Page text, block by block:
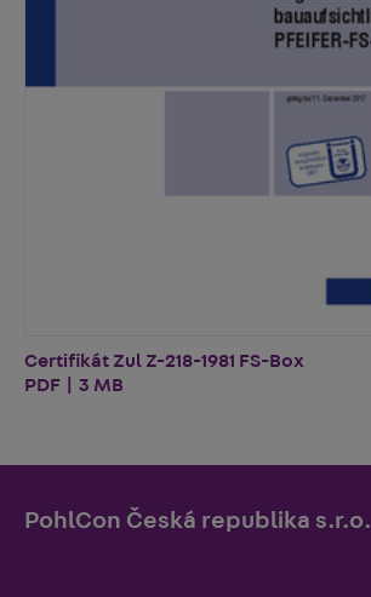
Certifikát Zul Z-218-1981 FS-Box
PDF | 3 MB
PohlCon Česká republika s.r.o.